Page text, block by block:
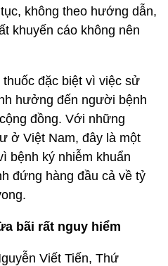
không theo hướng dẫn,
khuyến cáo không nên
đặc biệt vì việc sử
hưởng đến người bệnh
đồng. Với những
ở Việt Nam, đây là một
bệnh ký nhiễm khuẩn
đứng hàng đầu cả về tỷ
bãi rất nguy hiểm
Viết Tiến, Thứ